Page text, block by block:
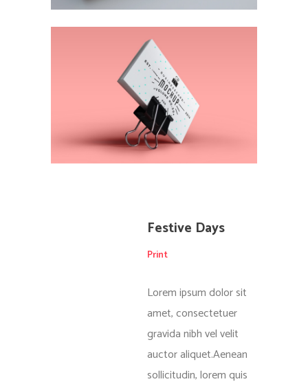
Festive Days
Print
Lorem ipsum dolor sit
amet, consectetuer
gravida nibh vel velit
auctor aliquet.Aenean
sollicitudin, lorem quis